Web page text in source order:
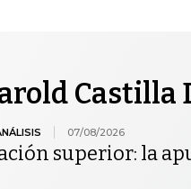
Castilla
07/08/2026
superior: la